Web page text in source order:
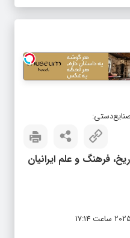
فرهنگ و علم ایرانیان